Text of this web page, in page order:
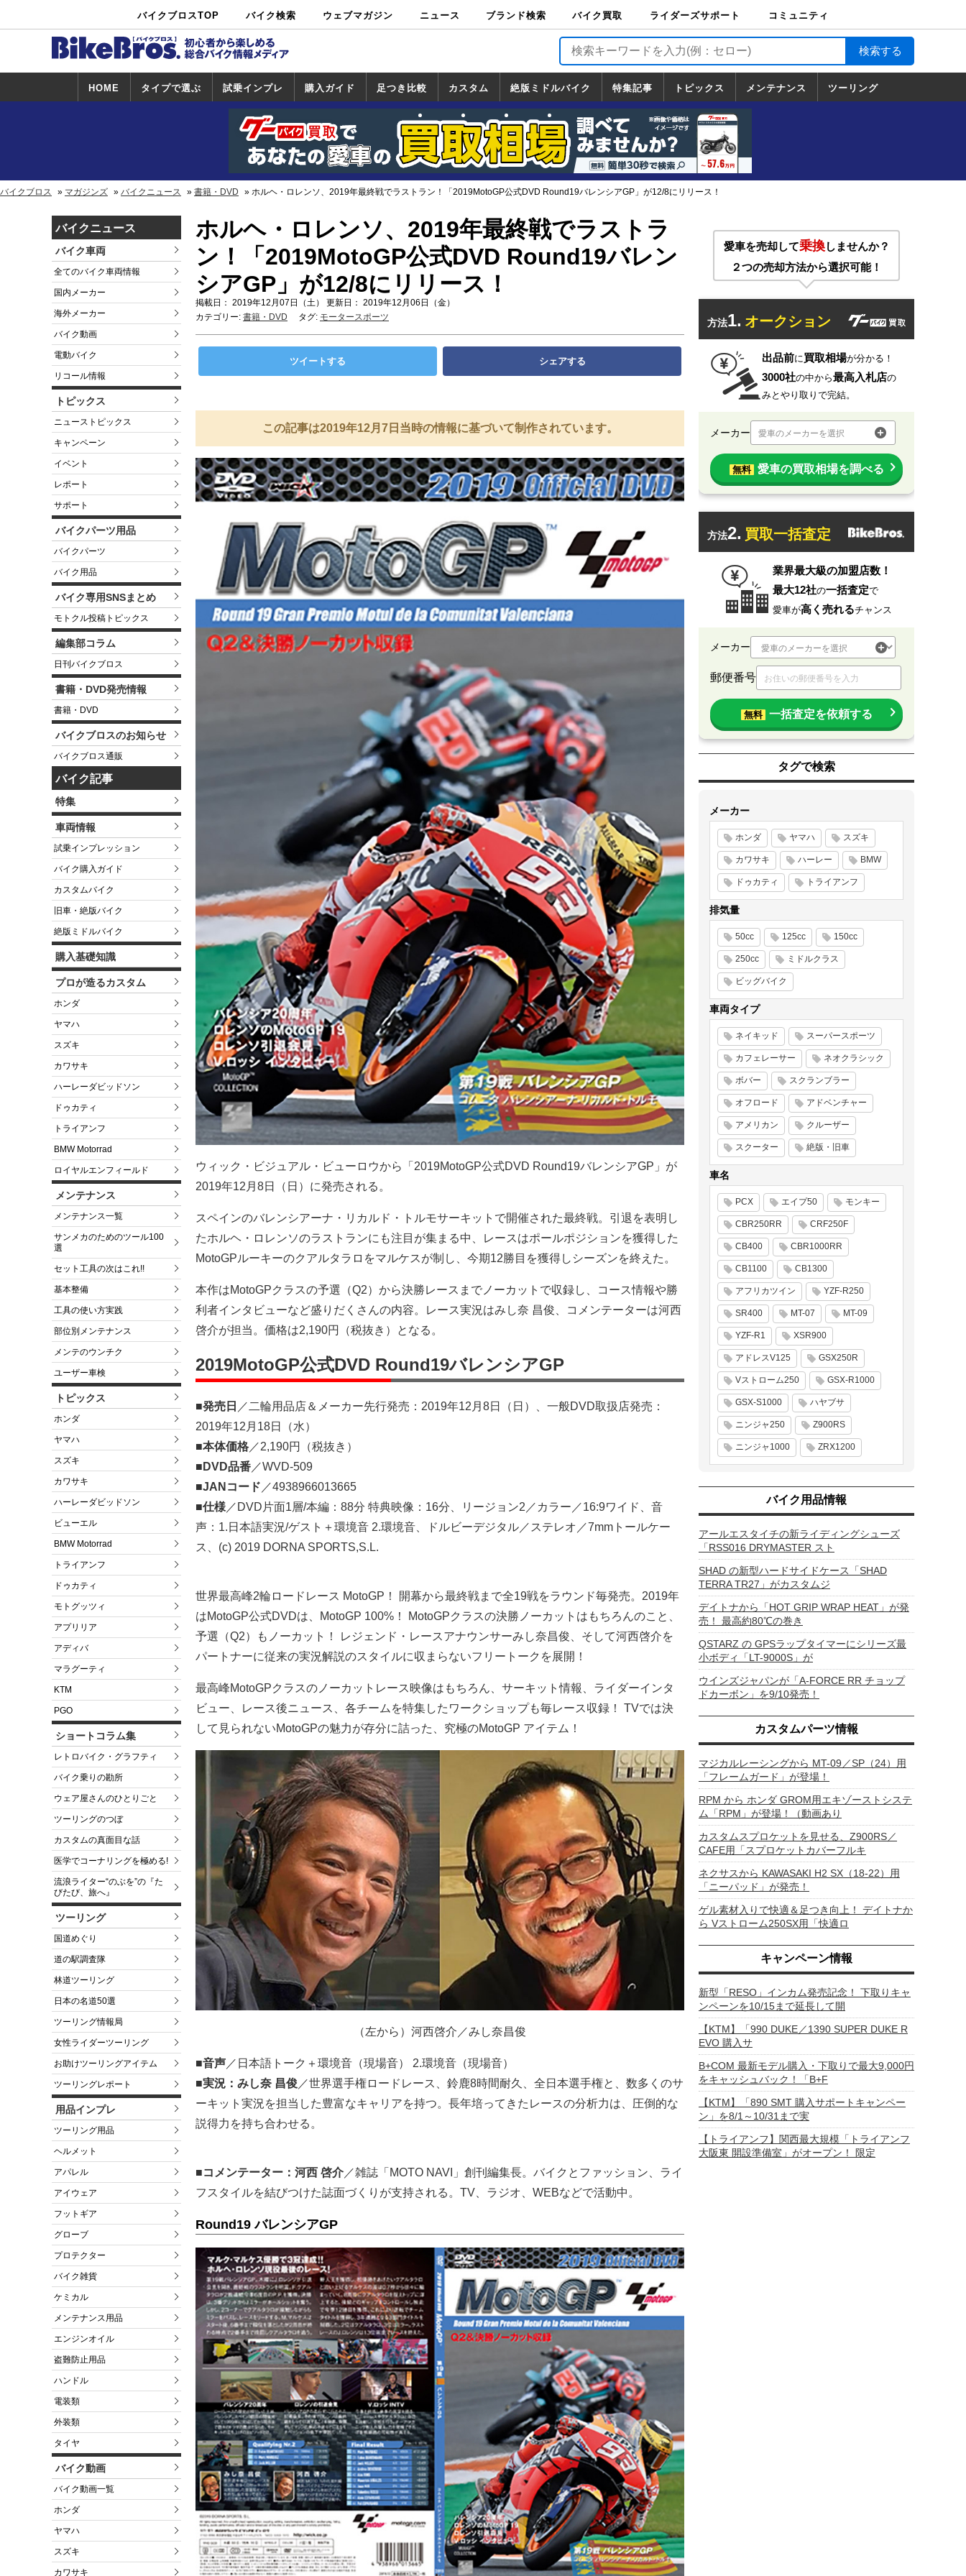
バイクブロスTOP バイク検索
中古バイ
ク・新車検
カタログ検
索
ショップ検
索
ウェブマガジン ニュース ブランド検索 バイク買取
バイク買取
ライダーズサポート
ライダーズサポート
TOP
バイク輸送
バイクガレージライ
フ
バイク車両保険
ロードサービス
バイク試乗
コミュニティ
HOME タイプで選ぶ 試乗インプレ
試乗インプレ
一覧
ホンダ
ヤマハ
スズキ
カワサキ
ハーレー
BMW
トライアンフ
ドゥカティ
購入ガイド
一覧
足つき比較 カスタム
カスタム
一覧
ホンダ
ヤマハ
スズキ
カワサキ
絶版ミドルバイク
絶版ミドルバイク
一覧
ホンダ
ヤマハ
スズキ
カワサキ
特集記事 トピックス
トピックス
一覧
ホンダ
ヤマハ
スズキ
カワサキ
ハーレーダ
ビッドソン
BMW
ドゥカティ
トライアン
フ
メンテナンス ツーリング
道の駅調査隊
ツーリング情報局
日本の道50選
国道めぐり
林道ツーリング
バイクブロス マガジンズ バイクニュース 書籍・DVD ホルヘ・ロレンソ、2019年最終戦でラストラン！「2019MotoGP公式DVD Round19バレンシアGP」が12/8にリリース！
バイクニュース
バイク車両
全てのバイク車両情報
国内メーカー
海外メーカー
バイク動画
電動バイク
リコール情報
トピックス
ニューストピックス
キャンペーン
イベント
レポート
サポート
バイクパーツ用品
バイクパーツ
バイク用品
バイク専用SNSまとめ
モトクル投稿トピックス
編集部コラム
日刊バイクブロス
書籍・DVD発売情報
書籍・DVD
バイクブロスのお知らせ
バイクブロス通販
バイク記事
特集
車両情報
試乗インプレッション
バイク購入ガイド
カスタムバイク
旧車・絶版バイク
絶版ミドルバイク
購入基礎知識
プロが造るカスタム
ホンダ
ヤマハ
スズキ
カワサキ
ハーレーダビッドソン
ドゥカティ
トライアンフ
BMW Motorrad
ロイヤルエンフィールド
メンテナンス
メンテナンス一覧
サンメカのためのツール100
選
セット工具の次はこれ!!
基本整備
工具の使い方実践
部位別メンテナンス
メンテのウンチク
ユーザー車検
トピックス
ホンダ
ヤマハ
スズキ
カワサキ
ハーレーダビッドソン
ビューエル
BMW Motorrad
トライアンフ
ドゥカティ
モトグッツィ
アプリリア
アディバ
マラグーティ
KTM
PGO
ショートコラム集
レトロバイク・グラフティ
バイク乗りの勘所
ウェア屋さんのひとりごと
ツーリングのつぼ
カスタムの真面目な話
医学でコーナリングを極める!
流浪ライター“のぶを”の『た
びたび、旅へ』
ツーリング
国道めぐり
道の駅調査隊
林道ツーリング
日本の名道50選
ツーリング情報局
女性ライダーツーリング
お助けツーリングアイテム
ツーリングレポート
用品インプレ
ツーリング用品
ヘルメット
アパレル
アイウェア
フットギア
グローブ
プロテクター
バイク雑貨
ケミカル
メンテナンス用品
エンジンオイル
盗難防止用品
ハンドル
電装類
外装類
タイヤ
バイク動画
バイク動画一覧
ホンダ
ヤマハ
スズキ
カワサキ
ホルヘ・ロレンソ、2019年最終戦でラストラ
ン！「2019MotoGP公式DVD Round19バレン
シアGP」が12/8にリリース！
掲載日： 2019年12月07日（土） 更新日： 2019年12月06日（金）
カテゴリー: 書籍・DVD タグ: モータースポーツ
ツイートする シェアする
この記事は2019年12月7日当時の情報に基づいて制作されています。
ウィック・ビジュアル・ビューロウから「2019MotoGP公式DVD Round19バレンシアGP」が
2019年12月8日（日）に発売される。
スペインのバレンシアーナ・リカルド・トルモサーキットで開催された最終戦。引退を表明し
たホルヘ・ロレンソのラストランにも注目が集まる中、レースはポールポジションを獲得した
MotoGPルーキーのクアルタラロをマルケスが制し、今期12勝目を獲得しシーズンを終えた。
本作はMotoGPクラスの予選（Q2）から決勝レースまでノーカットで収録し、コース情報や勝
利者インタビューなど盛りだくさんの内容。レース実況はみし奈 昌俊、コメンテーターは河西
啓介が担当。価格は2,190円（税抜き）となる。
2019MotoGP公式DVD Round19バレンシアGP
■発売日 ／二輪用品店＆メーカー先行発売：2019年12月8日（日）、一般DVD取扱店発売：
2019年12月18日（水）
■本体価格 ／2,190円（税抜き）
■DVD品番 ／WVD-509
■JANコード ／4938966013665
■仕様 ／DVD片面1層/本編：88分 特典映像：16分、リージョン2／カラー／16:9ワイド、音
声：1.日本語実況/ゲスト＋環境音 2.環境音、ドルビーデジタル／ステレオ／7mmトールケー
ス、(c) 2019 DORNA SPORTS,S.L.
世界最高峰2輪ロードレース MotoGP！ 開幕から最終戦まで全19戦をラウンド毎発売。2019年
はMotoGP公式DVDは、MotoGP 100%！ MotoGPクラスの決勝ノーカットはもちろんのこと、
予選（Q2）もノーカット！ レジェンド・レースアナウンサーみし奈昌俊、そして河西啓介を
パートナーに従来の実況解説のスタイルに収まらないフリートークを展開！
最高峰MotoGPクラスのノーカットレース映像はもちろん、サーキット情報、ライダーインタ
ビュー、レース後ニュース、各チームを特集したワークショップも毎レース収録！ TVでは決
して見られないMotoGPの魅力が存分に詰った、究極のMotoGP アイテム！
（左から）河西啓介／みし奈昌俊
■音声 ／日本語トーク＋環境音（現場音） 2.環境音（現場音）
■実況：みし奈 昌俊 ／世界選手権ロードレース、鈴鹿8時間耐久、全日本選手権と、数多くのサ
ーキット実況を担当した豊富なキャリアを持つ。長年培ってきたレースの分析力は、圧倒的な
説得力を持ち合わせる。
■コメンテーター：河西 啓介 ／雑誌「MOTO NAVI」創刊編集長。バイクとファッション、ライ
フスタイルを結びつけた誌面づくりが支持される。TV、ラジオ、WEBなどで活動中。
Round19 バレンシアGP
愛車を売却して乗換しませんか？
２つの売却方法から選択可能！
方法1. オークション
出品前に買取相場が分かる！
3000社の中から最高入札店の
みとやり取りで完結。
メーカー 愛車のメーカーを選択
無料 愛車の買取相場を調べる
方法2. 買取一括査定
業界最大級の加盟店数！
最大12社の一括査定で
愛車が高く売れるチャンス
メーカー
郵便番号
無料 一括査定を依頼する
タグで検索
メーカー
ホンダ ヤマハ スズキ
カワサキ ハーレー BMW
ドゥカティ トライアンフ
排気量
50cc 125cc 150cc
250cc ミドルクラス
ビッグバイク
車両タイプ
ネイキッド スーパースポーツ
カフェレーサー ネオクラシック
ボバー スクランブラー
オフロード アドベンチャー
アメリカン クルーザー
スクーター 絶版・旧車
車名
PCX エイプ50 モンキー
CBR250RR CRF250F
CB400 CBR1000RR
CB1100 CB1300
アフリカツイン YZF-R250
SR400 MT-07 MT-09
YZF-R1 XSR900
アドレスV125 GSX250R
Vストローム250 GSX-R1000
GSX-S1000 ハヤブサ
ニンジャ250 Z900RS
ニンジャ1000 ZRX1200
バイク用品情報
アールエスタイチの新ライディングシューズ
「RSS016 DRYMASTER スト
SHAD の新型ハードサイドケース「SHAD
TERRA TR27」がカスタムジ
デイトナから「HOT GRIP WRAP HEAT」が発
売！ 最高約80℃の巻き
QSTARZ の GPSラップタイマーにシリーズ最
小ボディ「LT-9000S」が
ウインズジャパンが「A-FORCE RR チョップ
ドカーボン」を9/10発売！
カスタムパーツ情報
マジカルレーシングから MT-09／SP（24）用
「フレームガード」が登場！
RPM から ホンダ GROM用エキゾーストシステ
ム「RPM」が登場！（動画あり
カスタムスプロケットを見せる、Z900RS／
CAFE用「スプロケットカバーフルキ
ネクサスから KAWASAKI H2 SX（18-22）用
「ニーパッド」が発売！
ゲル素材入りで快適＆足つき向上！ デイトナか
ら Vストローム250SX用「快適ロ
キャンペーン情報
新型「RESO」インカム発売記念！ 下取りキャ
ンペーンを10/15まで延長して開
【KTM】「990 DUKE／1390 SUPER DUKE R
EVO 購入サ
B+COM 最新モデル購入・下取りで最大9,000円
をキャッシュバック！「B+F
【KTM】「890 SMT 購入サポートキャンペー
ン」を8/1～10/31まで実
【トライアンフ】関西最大規模「トライアンフ
大阪東 開設準備室」がオープン！ 限定